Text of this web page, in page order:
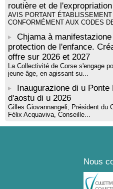
routière et de l'expropriation
AVIS PORTANT ÉTABLISSEMENT
CONFORMÉMENT AUX CODES
Chjama à
protection de l'enfance.
offre sur 2026 et 2027
La Collectivité de Corse s'engage
jeune âge, en agissant su...
Inaugurazione di u
d'aostu di u 2026
Gilles Giovannangeli, Président du
Félix Acquaviva, Conseille...
Nous